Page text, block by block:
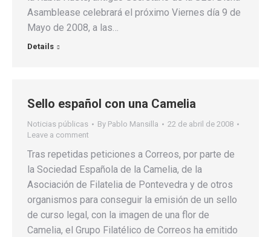
Asamblease celebrará el próximo Viernes día 9 de
Mayo de 2008, a las…
Details
Sello español con una Camelia
Noticias públicas By Pablo Mansilla
22 de abril de 2008
Leave a comment
Tras repetidas peticiones a Correos, por parte de
la Sociedad Española de la Camelia, de la
Asociación de Filatelia de Pontevedra y de otros
organismos para conseguir la emisión de un sello
de curso legal, con la imagen de una flor de
Camelia, el Grupo Filatélico de Correos ha emitido